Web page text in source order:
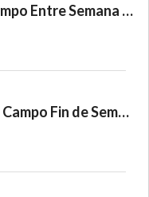
Liga de Clubes sin Campo Entre Semana "Air Golf Club"
Torneo de Clubes sin Campo Fin de Semana "Palomarejos"